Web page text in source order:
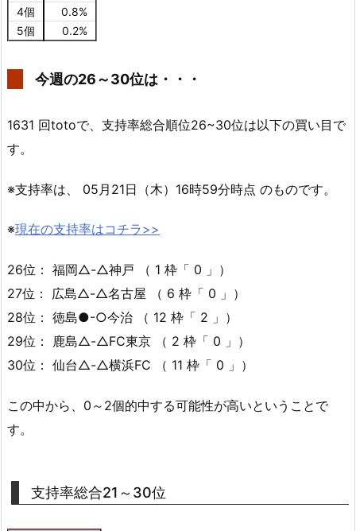
4個
0.8%
5個
0.2%
今週の26～30位は・・・
1631 回totoで、支持率総合順位26~30位は以下の買い目で
す。
※支持率は、 05月21日（木）16時59分時点 のものです。
※現在の支持率はコチラ>>
26位： 福岡△-△神戸 （ 1 枠「 0 」）
27位： 広島△-△名古屋 （ 6 枠「 0 」）
28位： 徳島●-○今治 （ 12 枠「 2 」）
29位： 鹿島△-△FC東京 （ 2 枠「 0 」）
30位： 仙台△-△横浜FC （ 11 枠「 0 」）
この中から、0～2個的中する可能性が高いということで
す。
支持率総合21～30位